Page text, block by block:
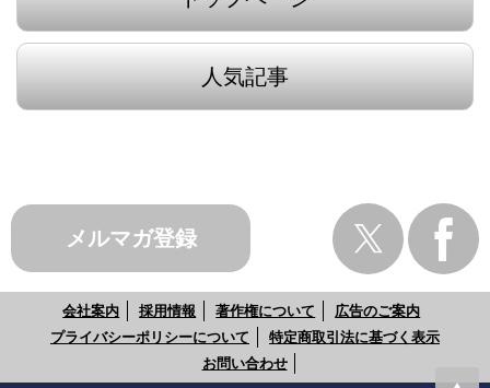
人気記事
メルマガ登録
会社案内 採用情報 著作権について
広告のご案内
プライバシーポリシーについて
特定商取引法に基づく表示
お問い合わせ